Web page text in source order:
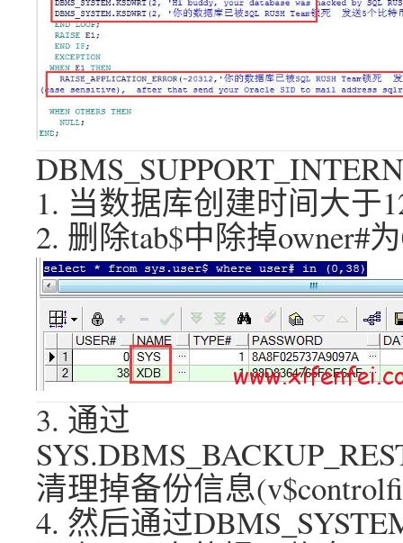
1. 当数据库创建时间大于
2. 删除tab$中除掉owner#
3. 通过
清理掉备份信息
4. 然后通过